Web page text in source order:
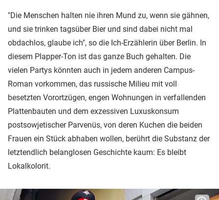
"Die Menschen halten nie ihren Mund zu, wenn sie gähnen,
und sie trinken tagsüber Bier und sind dabei nicht mal
obdachlos, glaube ich", so die Ich-Erzählerin über Berlin. In
diesem Plapper-Ton ist das ganze Buch gehalten. Die
vielen Partys könnten auch in jedem anderen Campus-
Roman vorkommen, das russische Milieu mit voll
besetzten Vorortzügen, engen Wohnungen in verfallenden
Plattenbauten und dem exzessiven Luxuskonsum
postsowjetischer Parvenüs, von deren Kuchen die beiden
Frauen ein Stück abhaben wollen, berührt die Substanz der
letztendlich belanglosen Geschichte kaum: Es bleibt
Lokalkolorit.